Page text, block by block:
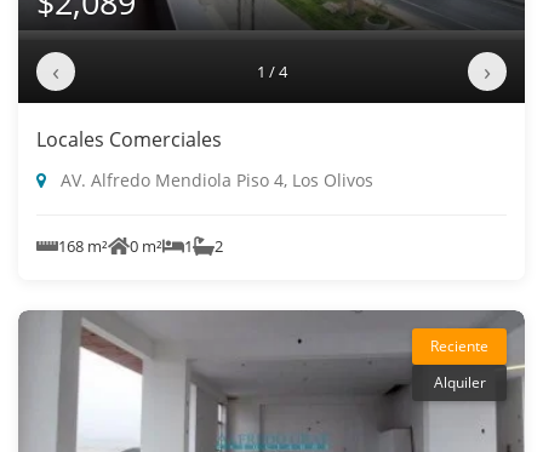
‹ 1 / 4 ›
Locales Comerciales
AV. Alfredo Mendiola Piso 4, Los Olivos
168 m² 0 m² 1 2
Reciente
Alquiler